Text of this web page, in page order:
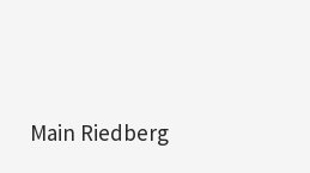
Main Riedberg